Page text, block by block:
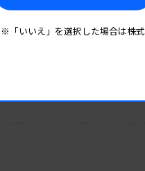
研究先を募集
※「いいえ」を選択した場合は株